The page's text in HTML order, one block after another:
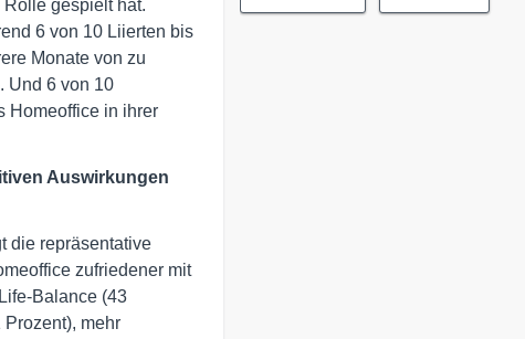
gespielt hat.
6 von 10 Liierten bis
Monate von zu
Und 6 von 10
Homeoffice in ihrer
Auswirkungen
die repräsentative
zufriedener mit
Balance (43
mehr